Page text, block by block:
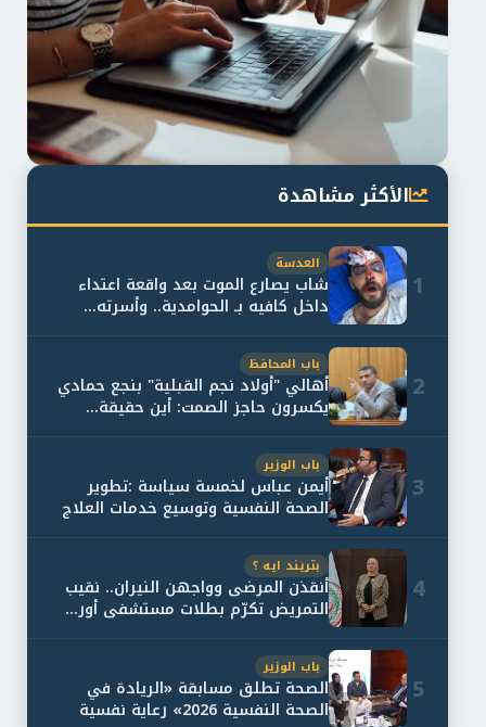
الأكثر مشاهدة
1
العدسة
شاب يصارع الموت بعد واقعة اعتداء
داخل كافيه بـ الحوامدية.. وأسرته...
2
باب المحافظ
أهالي "أولاد نجم القبلية" بنجع حمادي
يكسرون حاجز الصمت: أين حقيقة...
3
باب الوزير
أيمن عباس لخمسة سياسة :تطوير
الصحة النفسية وتوسيع خدمات العلاج
4
بتريند ايه ؟
أنقذن المرضى وواجهن النيران.. نقيب
التمريض تكرّم بطلات مستشفى أور...
5
باب الوزير
الصحة تطلق مسابقة «الريادة في
الصحة النفسية 2026» رعاية نفسية